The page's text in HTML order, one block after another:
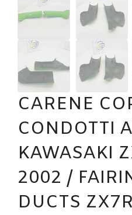
Contatti
CARENE
CONDOTTI
KAWASAKI
2002 /
DUCTS